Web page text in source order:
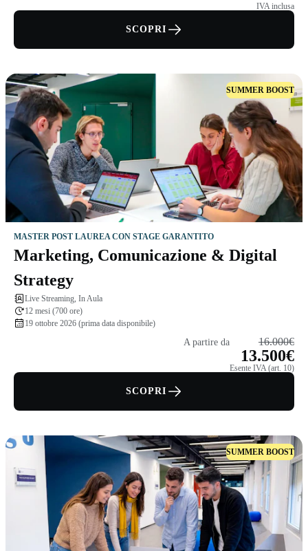
IVA inclusa
SCOPRI
SUMMER BOOST
MASTER POST LAUREA CON STAGE GARANTITO
Marketing, Comunicazione & Digital
Strategy
Live Streaming, In Aula
12 mesi (700 ore)
19 ottobre 2026 (prima data disponibile)
A partire da 16.000€
13.500€
Esente IVA (art. 10)
SCOPRI
SUMMER BOOST